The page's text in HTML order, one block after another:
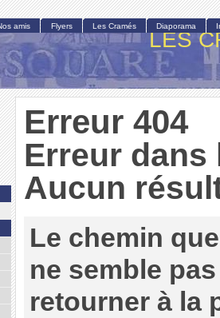
LES
Erreur 404
Erreur dans
Aucun
Le chemin
ne semble
retourner à la
amis Flyers Les Cramés Diaporama